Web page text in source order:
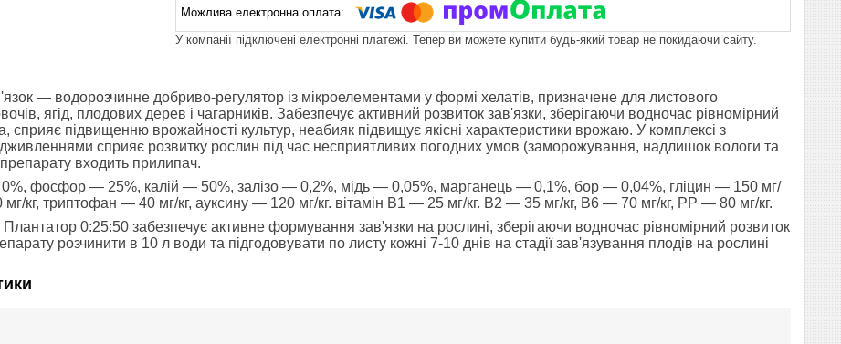
У компанії підключені електронні платежі. Тепер ви можете купити будь-який товар не покидаючи сайту.
— водорозчинне добриво-регулятор із мікроелементами у формі хелатів, призначене для листового
ягід, плодових дерев і чагарників. Забезпечує активний розвиток зав'язки, зберігаючи водночас рівномірний
сприяє підвищенню врожайності культур, неабияк підвищує якісні характеристики врожаю. У комплексі з
сприяє розвитку рослин під час несприятливих погодних умов (заморожування, надлишок вологи та
входить прилипач.
фосфор — 25%, калій — 50%, залізо — 0,2%, мідь — 0,05%, марганець — 0,1%, бор — 0,04%, гліцин — 150 мг/
мг/кг, триптофан — 40 мг/кг, ауксину — 120 мг/кг. вітамін В1 — 25 мг/кг. В2 — 35 мг/кг, В6 — 70 мг/кг, РР — 80 мг/кг.
Плантатор 0:25:50 забезпечує активне формування зав'язки на рослині, зберігаючи водночас рівномірний розвиток
розчинити в 10 л води та підгодовувати по листу кожні 7-10 днів на стадії зав'язування плодів на рослині